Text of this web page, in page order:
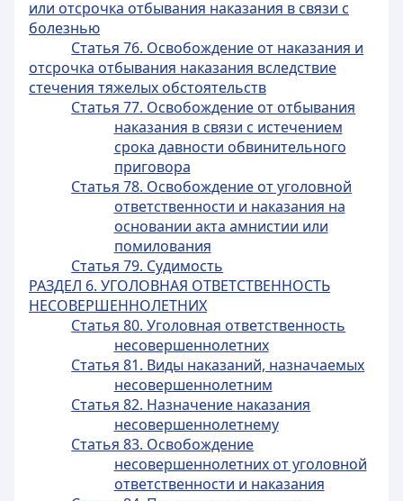
или отсрочка отбывания наказания в связи с
болезнью
Статья 76. Освобождение от наказания и
отсрочка отбывания наказания вследствие
стечения тяжелых обстоятельств
Статья 77. Освобождение от отбывания
наказания в связи с истечением
срока давности обвинительного
приговора
Статья 78. Освобождение от уголовной
ответственности и наказания на
основании акта амнистии или
помилования
Статья 79. Судимость
РАЗДЕЛ 6. УГОЛОВНАЯ ОТВЕТСТВЕННОСТЬ
НЕСОВЕРШЕННОЛЕТНИХ
Статья 80. Уголовная ответственность
несовершеннолетних
Статья 81. Виды наказаний, назначаемых
несовершеннолетним
Статья 82. Назначение наказания
несовершеннолетнему
Статья 83. Освобождение
несовершеннолетних от уголовной
ответственности и наказания